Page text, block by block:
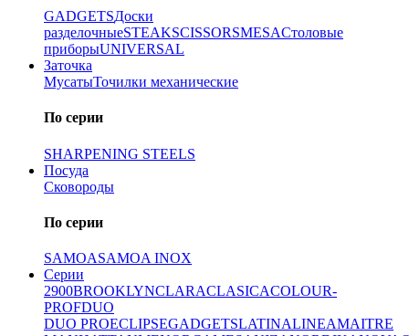
GADGETSДоски
разделочныеSTEAKSCISSORSMESAСтоловые
приборыUNIVERSAL
Заточка
МусатыТочилки механические
По серии
SHARPENING STEELS
Посуда
Сковороды
По серии
SAMOASAMOA INOX
Серии
2900BROOKLYNCLARACLASICACOLOUR-
PROFDUO
DUO PROECLIPSEGADGETSLATINALINEAMAITRE